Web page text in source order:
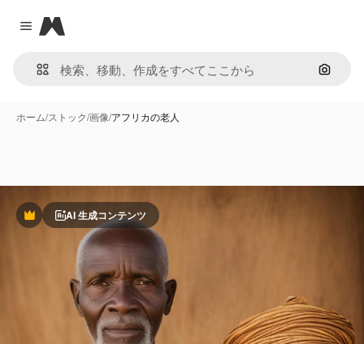
Close menu
Magnific
画像で
ホーム/ストック/画像/アフリカの老人
PremiumAI 生成コンテンツ